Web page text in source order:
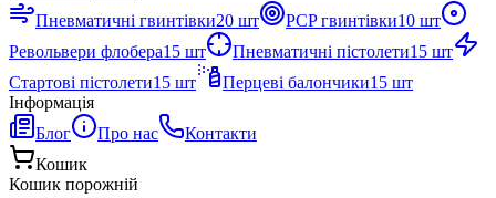
Пневматичні гвинтівки20 шт PCP гвинтівки10 шт
Револьвери флобера15 шт Пневматичні пістолети15 шт
Стартові пістолети15 шт Перцеві балончики15 шт
Інформація
Блог
Про нас
Контакти
Кошик
Кошик порожній